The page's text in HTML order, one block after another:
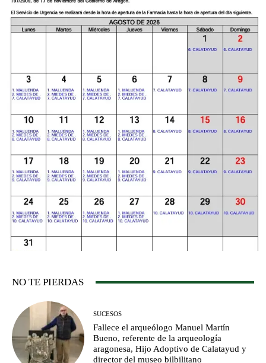
NO TE PIERDAS
SUCESOS
Fallece el arqueólogo Manuel Martín
Bueno, referente de la arqueología
aragonesa, Hijo Adoptivo de Calatayud y
director del museo bilbilitano